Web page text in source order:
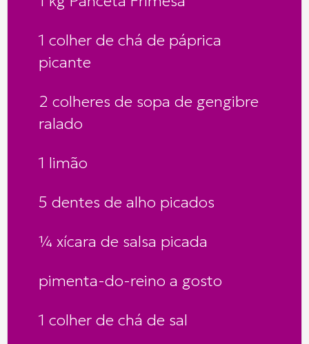
1 colher de chá de páprica
picante
2 colheres de sopa de gengibre
ralado
1 limão
5 dentes de alho picados
¼ xícara de salsa picada
pimenta-do-reino a gosto
1 colher de chá de sal